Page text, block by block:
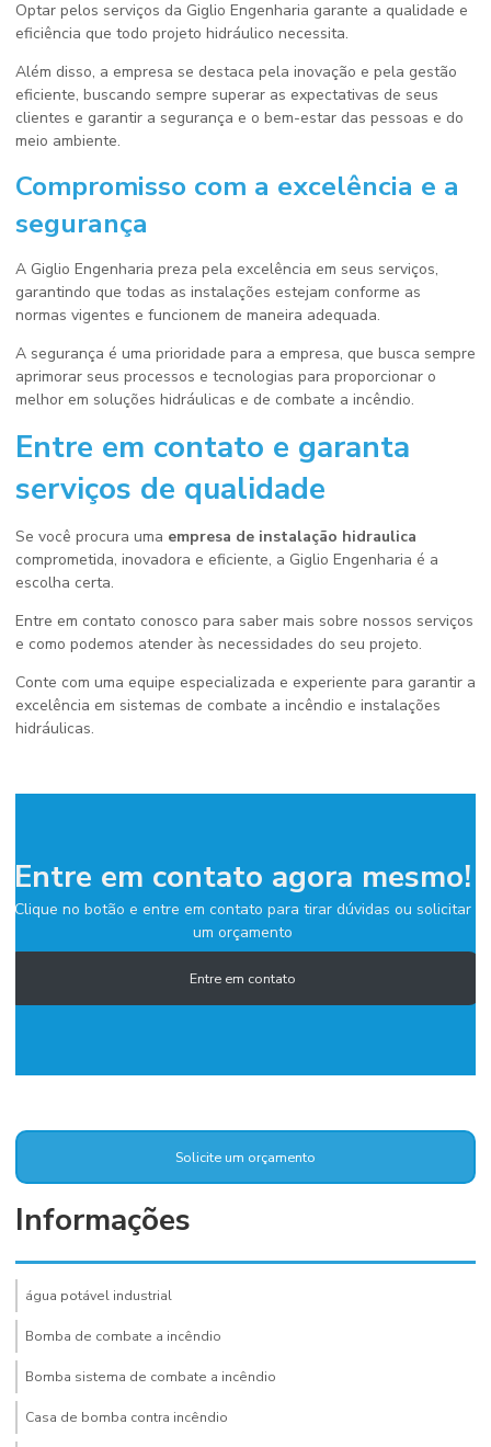
Optar pelos serviços da Giglio Engenharia garante a qualidade e
eficiência que todo projeto hidráulico necessita.
Além disso, a empresa se destaca pela inovação e pela gestão
eficiente, buscando sempre superar as expectativas de seus
clientes e garantir a segurança e o bem-estar das pessoas e do
meio ambiente.
Compromisso com a excelência e a
segurança
A Giglio Engenharia preza pela excelência em seus serviços,
garantindo que todas as instalações estejam conforme as
normas vigentes e funcionem de maneira adequada.
A segurança é uma prioridade para a empresa, que busca sempre
aprimorar seus processos e tecnologias para proporcionar o
melhor em soluções hidráulicas e de combate a incêndio.
Entre em contato e garanta
serviços de qualidade
Se você procura uma empresa de instalação hidraulica
comprometida, inovadora e eficiente, a Giglio Engenharia é a
escolha certa.
Entre em contato conosco para saber mais sobre nossos serviços
e como podemos atender às necessidades do seu projeto.
Conte com uma equipe especializada e experiente para garantir a
excelência em sistemas de combate a incêndio e instalações
hidráulicas.
Entre em contato agora mesmo!
Clique no botão e entre em contato para tirar dúvidas ou solicitar
um orçamento
Entre em contato
Solicite um orçamento
Informações
água potável industrial
Bomba de combate a incêndio
Bomba sistema de combate a incêndio
Casa de bomba contra incêndio